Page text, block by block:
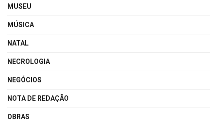
MUSEU
MÚSICA
NATAL
NECROLOGIA
NEGÓCIOS
NOTA DE REDAÇÃO
OBRAS